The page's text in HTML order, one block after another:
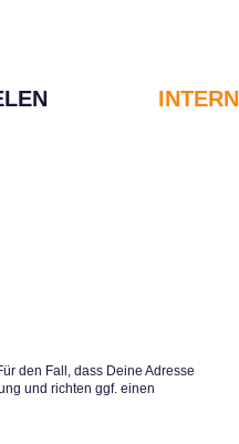
INTERN
den Fall, dass Deine Adresse
und richten ggf. einen